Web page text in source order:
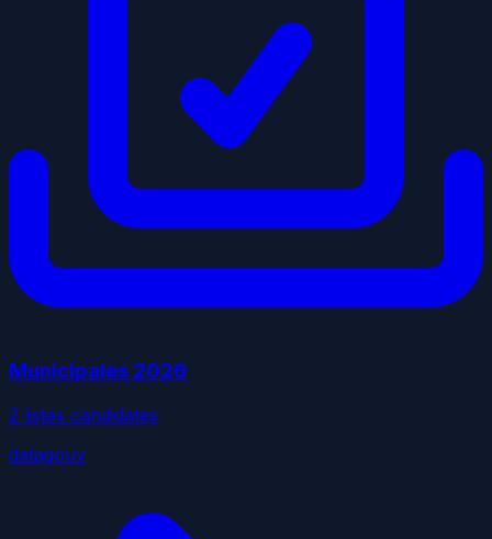
Municipales 2026
2 listes candidates
datagouv